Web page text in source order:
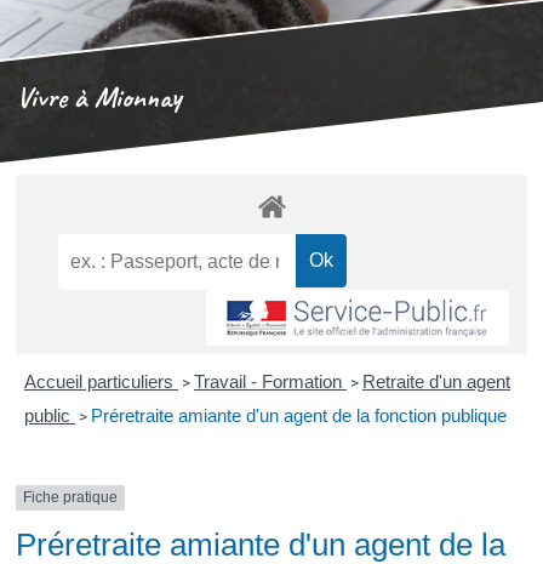
Vivre à Mionnay
Accueil particuliers > Travail - Formation > Retraite d'un agent
public > Préretraite amiante d'un agent de la fonction publique
Fiche pratique
Préretraite amiante d'un agent de la